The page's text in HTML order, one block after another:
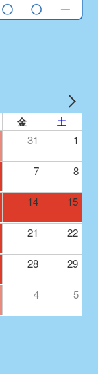
金 土
31 1
7 8
14 15
21 22
28 29
4 5